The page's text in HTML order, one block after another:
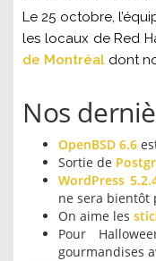
Le 25 octobre,
les locaux de Red
de Montréal dont
Nos
OpenBSD 6.6
Sortie de
WordPress
ne sera bientôt
On aime les
Pour
gourmandises